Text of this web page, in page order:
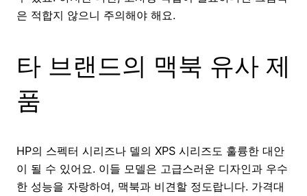
은 적합지 않으니 주의해야 해요.
타 브랜드의 맥북 유사 제
품
HP의 스펙터 시리즈나 델의 XPS 시리즈도 훌륭한 대안
이 될 수 있어요. 이들 모델은 고급스러운 디자인과 우수
한 성능을 자랑하여, 맥북과 비견할 정도랍니다. 가격대